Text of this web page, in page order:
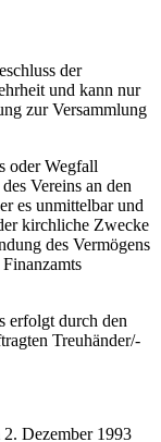
der
und kann nur
zur Versammlung
oder Wegfall
Vereins an den
es unmittelbar und
kirchliche Zwecke
des Vermögens
erfolgt durch den
Treuhänder/-
Dezember 1993